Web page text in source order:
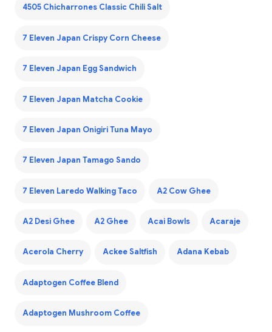
4505 Chicharrones Classic Chili Salt
7 Eleven Japan Crispy Corn Cheese
7 Eleven Japan Egg Sandwich
7 Eleven Japan Matcha Cookie
7 Eleven Japan Onigiri Tuna Mayo
7 Eleven Japan Tamago Sando
7 Eleven Laredo Walking Taco A2 Cow Ghee
A2 Desi Ghee A2 Ghee Acai Bowls Acaraje
Acerola Cherry Ackee Saltfish Adana Kebab
Adaptogen Coffee Blend
Adaptogen Mushroom Coffee